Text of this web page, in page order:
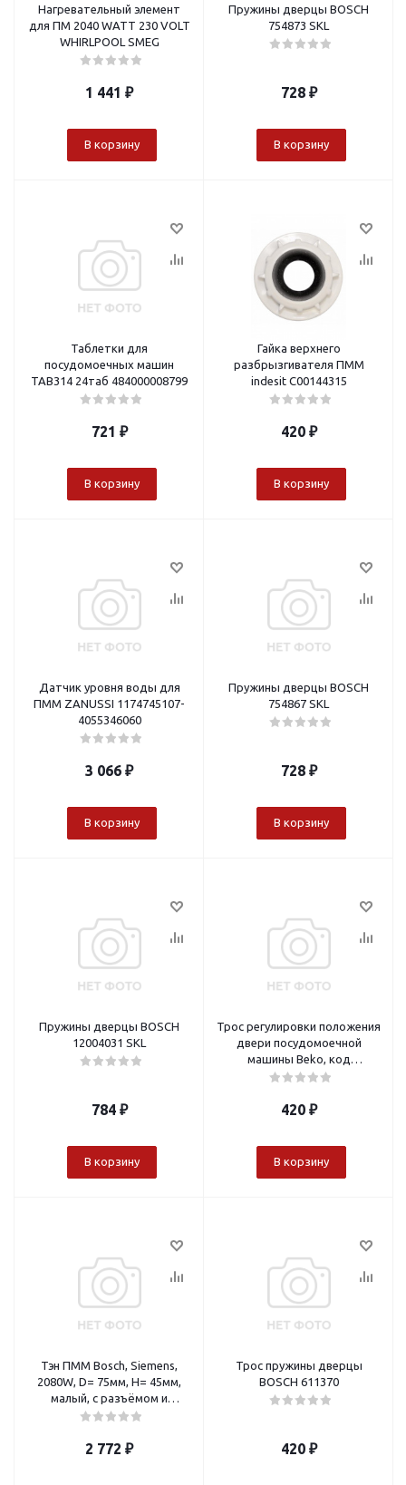
Нагревательный элемент
для ПМ 2040 WATT 230 VOLT
WHIRLPOOL SMEG
1 441 ₽
В корзину
Пружины дверцы BOSCH
754873 SKL
728₽
В корзину
Таблетки для
посудомоечных машин
TAB314 24таб 484000008799
721 ₽
В корзину
Гайка верхнего
разбрызгивателя ПММ
indesit С00144315
420₽
В корзину
Датчик уровня воды для
ПММ ZANUSSI 1174745107-
4055346060
3 066 ₽
В корзину
Пружины дверцы BOSCH
754867 SKL
728₽
В корзину
Пружины дверцы BOSCH
12004031 SKL
784₽
В корзину
Трос регулировки положения
двери посудомоечной
машины Beko, код
1881050100
420₽
В корзину
Тэн ПММ Bosch, Siemens,
2080W, D= 75мм, H= 45мм,
малый, с разъёмом и
термодатчиком,755078
2 772 ₽
Трос пружины дверцы
BOSCH 611370
420₽